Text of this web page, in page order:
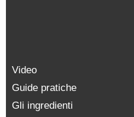
Video
Guide pratiche
Gli ingredienti